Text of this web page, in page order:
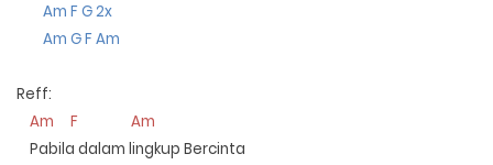
Am F G 2x
Am G F Am
Reff:
Am
F
Am
Pabila dalam lingkup Bercinta